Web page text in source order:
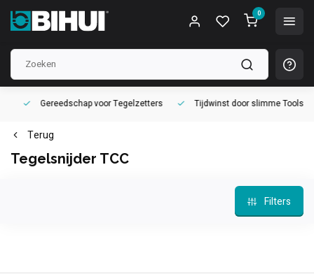
0
Gereedschap voorTegelzetters Tijdwinst doorslimme Tools
Terug
Tegelsnijder TCC
Filters